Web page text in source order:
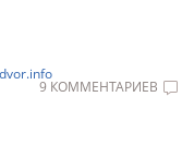
9 КОММЕНТАРИЕВ